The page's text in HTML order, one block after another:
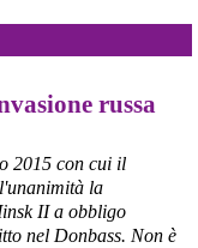
come il Governo
della Corte
è già stato
“Alla luce del
una proposta
tiene conto della
stanno valutando”.
russa
2015 con cui il
la
II a obbligo
nel Donbass. Non è